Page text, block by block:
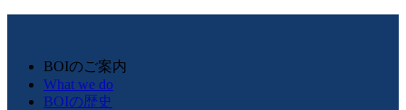
BOIのご案内
What we do
BOIの歴史